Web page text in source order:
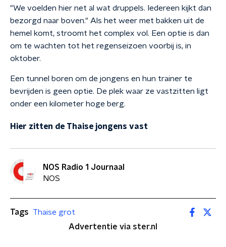
"We voelden hier net al wat druppels. Iedereen kijkt dan
bezorgd naar boven." Als het weer met bakken uit de
hemel komt, stroomt het complex vol. Een optie is dan
om te wachten tot het regenseizoen voorbij is, in
oktober.
Een tunnel boren om de jongens en hun trainer te
bevrijden is geen optie. De plek waar ze vastzitten ligt
onder een kilometer hoge berg.
Hier zitten de Thaise jongens vast
NOS Radio 1 Journaal
NOS
Tags
Thaise grot
Advertentie via ster.nl